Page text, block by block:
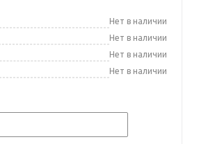
Нет в наличии
Нет в наличии
Нет в наличии
Нет в наличии